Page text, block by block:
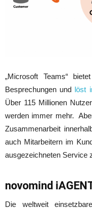
„Microsoft Teams“
Besprechungen und löst
Über 115 Millionen
werden immer mehr.
Zusammenarbeit
auch Mitarbeitern im
ausgezeichneten Service
novomind
Die weltweit